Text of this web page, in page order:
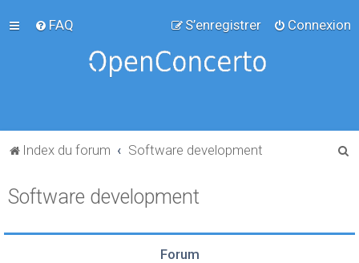
FAQ Connexion
S’enregistrer
Index du forum Software development
e
Software development
Forum